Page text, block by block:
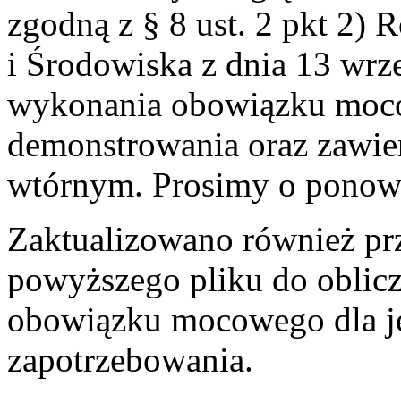
zgodną z § 8 ust. 2 pkt 2)
i Środowiska z dnia 13
wykonania obowiązku
demonstrowania oraz
wtórnym. Prosimy o
Zaktualizowano również
powyższego pliku do
obowiązku mocowego dla
zapotrzebowania.